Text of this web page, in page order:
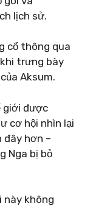
lịch sử.
cổ thông qua
trưng bày
Aksum.
giới được
cơ hội nhìn lại
đây hơn –
Nga bị bỏ
này không